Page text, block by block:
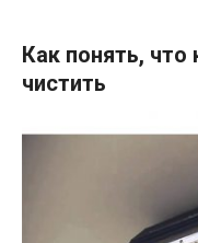
Как понять, что
чистить